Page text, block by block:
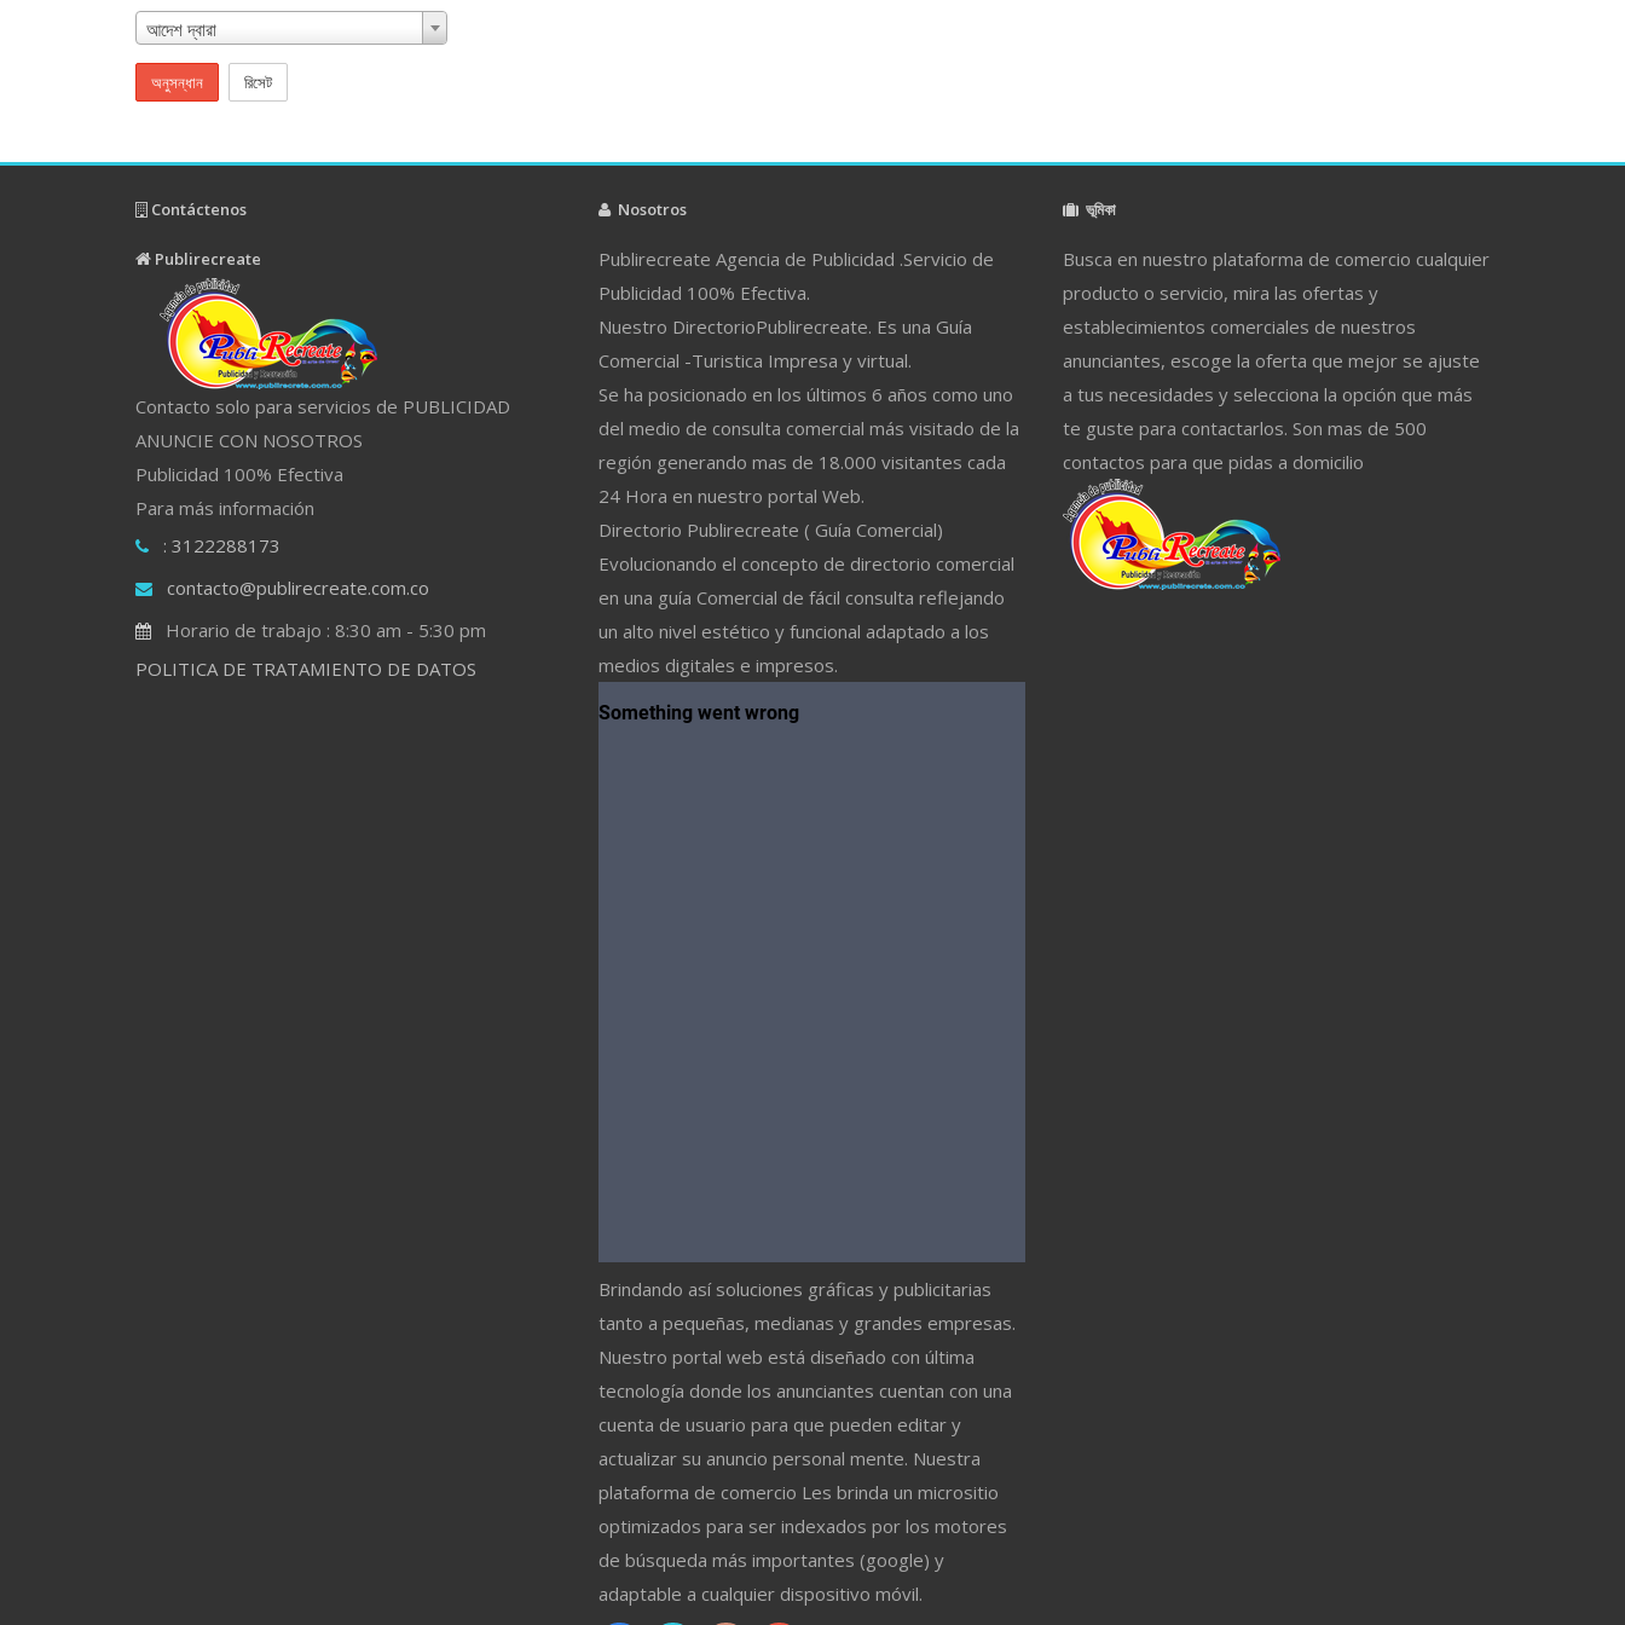
আদেশ দ্বারা
অনুসন্ধান রিসেট
Contáctenos
Publirecreate
Contacto solo para servicios de PUBLICIDAD
ANUNCIE CON NOSOTROS
Publicidad 100% Efectiva
Para más información
: 3122288173
contacto@publirecreate.com.co
Horario de trabajo : 8:30 am - 5:30 pm
POLITICA DE TRATAMIENTO DE DATOS
Nosotros
Publirecreate Agencia de Publicidad .Servicio de
Publicidad 100% Efectiva.
Nuestro DirectorioPublirecreate. Es una Guía
Comercial -Turistica Impresa y virtual.
Se ha posicionado en los últimos 6 años como uno
del medio de consulta comercial más visitado de la
región generando mas de 18.000 visitantes cada
24 Hora en nuestro portal Web.
Directorio Publirecreate ( Guía Comercial)
Evolucionando el concepto de directorio comercial
en una guía Comercial de fácil consulta reflejando
un alto nivel estético y funcional adaptado a los
medios digitales e impresos.
Brindando así soluciones gráficas y publicitarias
tanto a pequeñas, medianas y grandes empresas.
Nuestro portal web está diseñado con última
tecnología donde los anunciantes cuentan con una
cuenta de usuario para que pueden editar y
actualizar su anuncio personal mente. Nuestra
plataforma de comercio Les brinda un micrositio
optimizados para ser indexados por los motores
de búsqueda más importantes (google) y
adaptable a cualquier dispositivo móvil.
ভূমিকা
Busca en nuestro plataforma de comercio cualquier
producto o servicio, mira las ofertas y
establecimientos comerciales de nuestros
anunciantes, escoge la oferta que mejor se ajuste
a tus necesidades y selecciona la opción que más
te guste para contactarlos. Son mas de 500
contactos para que pidas a domicilio